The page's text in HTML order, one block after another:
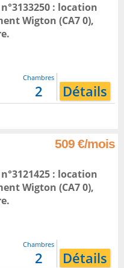
: location
Wigton (CA7 0),
.
Chambres
2 Détails
509 €/mois
: location
Wigton (CA7 0),
.
Chambres
2 Détails